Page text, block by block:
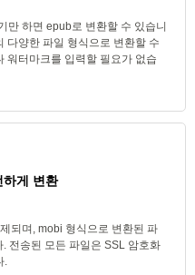
만 하면 epub로 변환할 수 있습니
다양한 파일 형식으로 변환할 수
워터마크를 입력할 필요가 없습
게 변환
되며, mobi 형식으로 변환된 파
전송된 모든 파일은 SSL 암호화
.